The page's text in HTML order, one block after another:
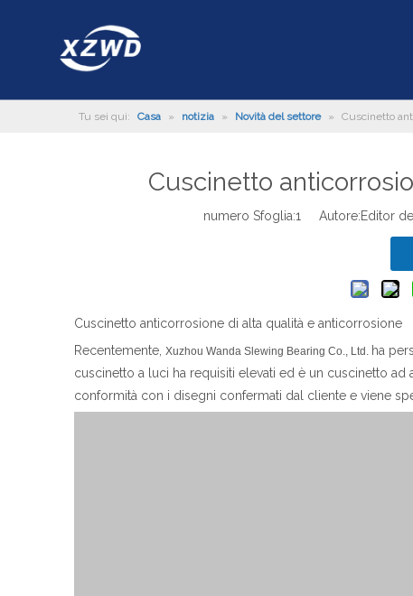
Tu sei qui: Casa » notizia » Novità del settore » Cuscinetto
Cuscinetto
numero Sfoglia:1 Autore:Editor
Cuscinetto anticorrosione di alta qualità e anticorrosione
Recentemente, Xuzhou Wanda Slewing Bearing Co., Ltd. ha
cuscinetto a luci ha requisiti elevati ed è un cuscinetto
conformità con i disegni confermati dal cliente e viene